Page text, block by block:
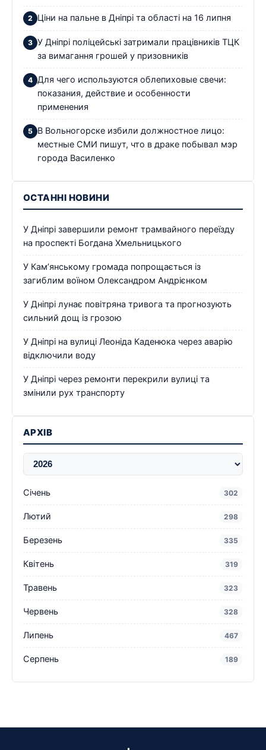
Ціни на пальне в Дніпрі та області на 16 липня
У Дніпрі поліцейські затримали працівників ТЦК
за вимагання грошей у призовників
Для чего используются облепиховые свечи:
показания, действие и особенности
применения
В Вольногорске избили должностное лицо:
местные СМИ пишут, что в драке побывал мэр
города Василенко
ОСТАННІ НОВИНИ
У Дніпрі завершили ремонт трамвайного переїзду
на проспекті Богдана Хмельницького
У Кам’янському громада попрощається із
загиблим воїном Олександром Андрієнком
У Дніпрі лунає повітряна тривога та прогнозують
сильний дощ із грозою
У Дніпрі на вулиці Леоніда Каденюка через аварію
відключили воду
У Дніпрі через ремонти перекрили вулиці та
змінили рух транспорту
АРХІВ
Січень 302
Лютий 298
Березень 335
Квітень 319
Травень 323
Червень 328
Липень 467
Серпень 189